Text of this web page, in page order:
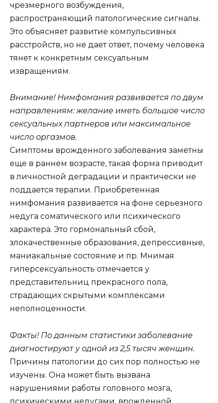
чрезмерного возбуждения,
распространяющий патологические сигналы.
Это объясняет развитие компульсивных
расстройств, но не дает ответ, почему человека
тянет к конкретным сексуальным
извращениям.
Внимание! Нимфомания развивается по двум
направлениям: желание иметь большое число
сексуальных партнеров или максимальное
число оргазмов.
Симптомы врожденного заболевания заметны
еще в раннем возрасте, такая форма приводит
в личностной деградации и практически не
поддается терапии. Приобретенная
нимфомания развивается на фоне серьезного
недуга соматического или психического
характера. Это гормональный сбой,
злокачественные образования, депрессивные,
маниакальные состояние и пр. Мнимая
гиперсексуальность отмечается у
представительниц прекрасного пола,
страдающих скрытыми комплексами
неполноценности.
Факты! По данным статистики заболевание
диагностируют у одной из 2,5 тысяч женщин.
Причины патологии до сих пор полностью не
изучены. Она может быть вызвана
нарушениями работы головного мозга,
психическими недугами, врожденной